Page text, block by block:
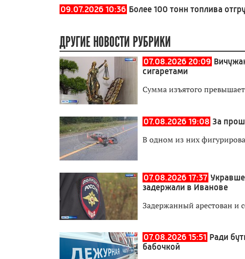
09.07.2026 10:36 Более 100 тонн топлива
ДРУГИЕ НОВОСТИ РУБРИКИ
07.08.2026 20:09
сигаретами
Сумма изъятого
07.08.2026 19:08 За
В одном из них
07.08.2026 17:37
задержали в Иванове
Задержанный арестован и
07.08.2026 15:51 Ради
бабочкой